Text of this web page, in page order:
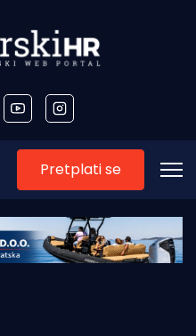
Pretplati se